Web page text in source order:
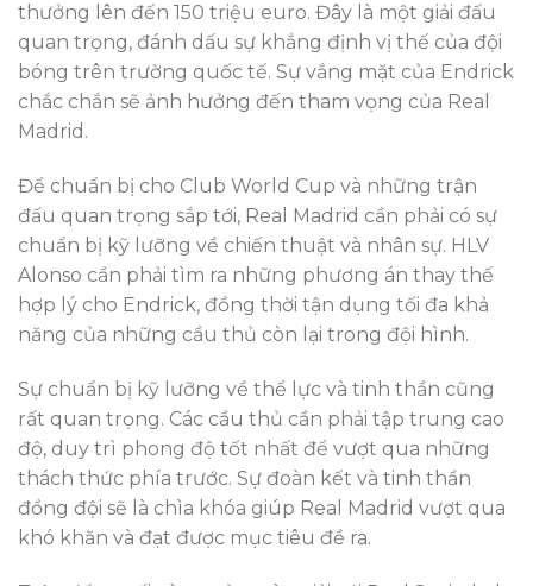
thưởng lên đến 150 triệu euro. Đây là một giải đấu
quan trọng, đánh dấu sự khẳng định vị thế của đội
bóng trên trường quốc tế. Sự vắng mặt của Endrick
chắc chắn sẽ ảnh hưởng đến tham vọng của Real
Madrid.
Để chuẩn bị cho Club World Cup và những trận
đấu quan trọng sắp tới, Real Madrid cần phải có sự
chuẩn bị kỹ lưỡng về chiến thuật và nhân sự. HLV
Alonso cần phải tìm ra những phương án thay thế
hợp lý cho Endrick, đồng thời tận dụng tối đa khả
năng của những cầu thủ còn lại trong đội hình.
Sự chuẩn bị kỹ lưỡng về thể lực và tinh thần cũng
rất quan trọng. Các cầu thủ cần phải tập trung cao
độ, duy trì phong độ tốt nhất để vượt qua những
thách thức phía trước. Sự đoàn kết và tinh thần
đồng đội sẽ là chìa khóa giúp Real Madrid vượt qua
khó khăn và đạt được mục tiêu đề ra.